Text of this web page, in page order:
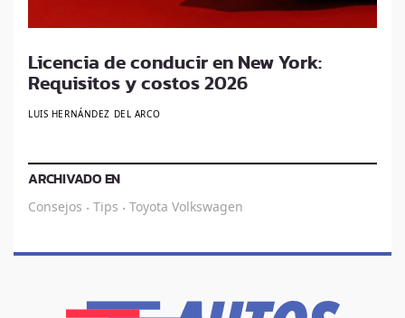
Licencia de conducir en New York:
Requisitos y costos 2026
LUIS HERNÁNDEZ DEL ARCO
ARCHIVADO EN
Consejos · Tips · Toyota Volkswagen